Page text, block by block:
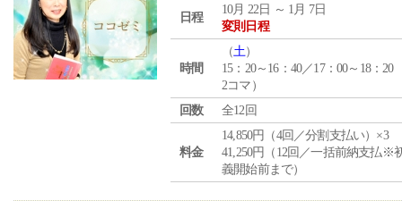
日程
10月 22日 ～ 1月 7日
変則日程
時間
（土）
15：20～16：40／17：00～18：20
2コマ）
回数
全12回
料金
14,850円（4回／分割支払い）×3
41,250円（12回／一括前納支払※
義開始前まで）